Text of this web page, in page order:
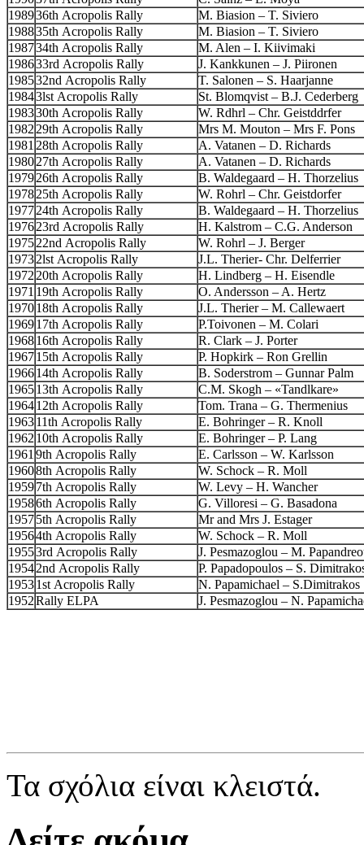
198936th Acropolis Rally
M. Biasion – T. Siviero
198835th Acropolis Rally
M. Biasion – T. Siviero
198734th Acropolis Rally
M. Alen – I. Kiivimaki
198633rd Acropolis Rally
J. Kankkunen – J. Piironen
198532nd Acropolis Rally
T. Salonen – S. Haarjanne
19843lst Acropolis Rally
St. Blomqvist – B.J. Cederberg
198330th Acropolis Rally
W. Rdhrl – Chr. Geistddrfer
1982 29th Acropolis Rally
Mrs M. Mouton – Mrs F. Pons
1981 28th Acropolis Rally
A. Vatanen – D. Richards
198027th Acropolis Rally
A. Vatanen – D. Richards
197926th Acropolis Rally
B. Waldegaard – H. Thorzelius
197825th Acropolis Rally
W. Rohrl – Chr. Geistdorfer
197724th Acropolis Rally
B. Waldegaard – H. Thorzelius
197623rd Acropolis Rally
H. Kalstrom – C.G. Anderson
197522nd Acropolis Rally
W. Rohrl – J. Berger
19732lst Acropolis Rally
J.L. Therier- Chr. Delferrier
1972 20th Acropolis Rally
H. Lindberg – H. Eisendle
1971 19th Acropolis Rally
O. Andersson – A. Hertz
197018th Acropolis Rally
J.L. Therier – M. Callewaert
196917th Acropolis Rally
P.Toivonen – M. Colari
196816th Acropolis Rally
R. Clark – J. Porter
196715th Acropolis Rally
P. Hopkirk – Ron Grellin
196614th Acropolis Rally
B. Soderstrom – Gunnar Palm
196513th Acropolis Rally
C.M. Skogh – «Tandlkare»
196412th Acropolis Rally
Tom. Trana – G. Thermenius
196311th Acropolis Rally
E. Bohringer – R. Knoll
1962 10th Acropolis Rally
E. Bohringer – P. Lang
1961 9th Acropolis Rally
E. Carlsson – W. Karlsson
19608th Acropolis Rally
W. Schock – R. Moll
19597th Acropolis Rally
W. Levy – H. Wancher
19586th Acropolis Rally
G. Villoresi – G. Basadona
19575th Acropolis Rally
Mr and Mrs J. Estager
19564th Acropolis Rally
W. Schock – R. Moll
19553rd Acropolis Rally
J. Pesmazoglou – M.
19542nd Acropolis Rally
P. Papadopoulos – S.
19531st Acropolis Rally
N. Papamichael – S.Dimitrakos
1952Rally ELPA J. Pesmazoglou – N.
Τα σχόλια είναι κλειστά.